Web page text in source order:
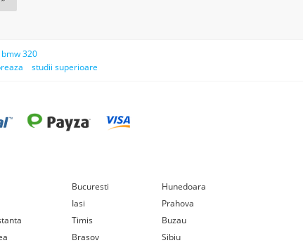
bmw 320
studii superioare
Bucuresti
Hunedoara
Iasi
Prahova
Timis
Buzau
Brasov Sibiu